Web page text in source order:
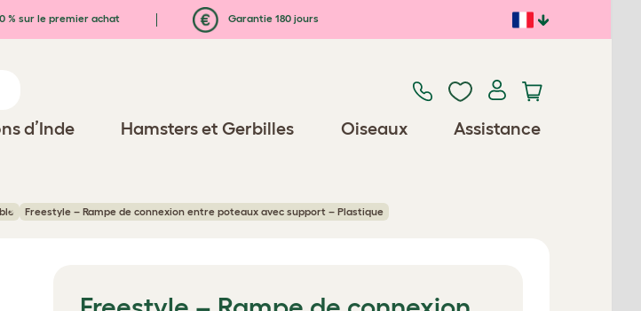
% sur le premier achat Garantie 180 jours
d’Inde Hamsters et Gerbilles Oiseaux Assistance
Freestyle – Rampe de connexion entre poteaux avec support – Plastique